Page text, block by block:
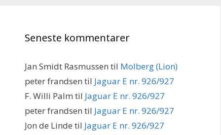
Seneste kommentarer
Jan Smidt Rasmussen til Molberg (Lion)
peter frandsen til Jaguar E nr. 926/927
F. Willi Palm til Jaguar E nr. 926/927
peter frandsen til Jaguar E nr. 926/927
Jon de Linde til Jaguar E nr. 926/927